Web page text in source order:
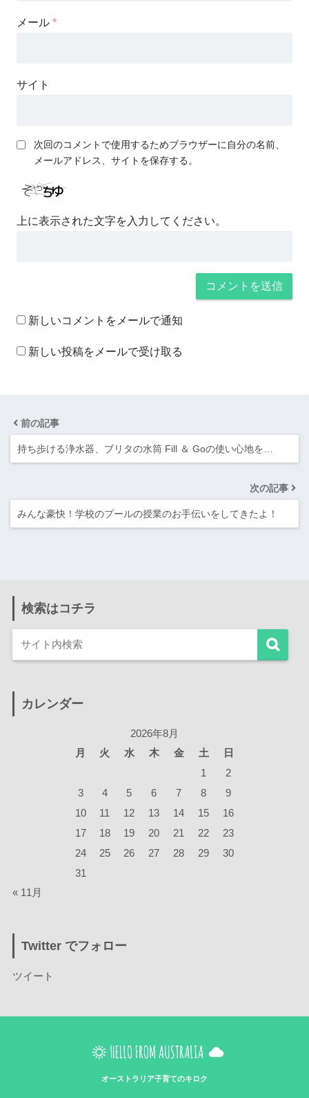
メール *
サイト
次回のコメントで使用するためブラウザーに自分の名前、
メールアドレス、サイトを保存する。
上に表示された文字を入力してください。
新しいコメントをメールで通知
新しい投稿をメールで受け取る
前の記事
持ち歩ける浄水器、ブリタの水筒 Fill ＆ Goの使い心地を…
次の記事
みんな豪快！学校のプールの授業のお手伝いをしてきたよ！
検索はコチラ
カレンダー
2026年8月
月
火 水 木 金 土
日
1
2
3
4 5 6 7 8
9
10
11 12 13 14 15
16
17
18 19 20 21 22
23
24
25 26 27 28 29
30
31
« 11月
Twitter でフォロー
ツイート
オーストラリア子育てのキロク